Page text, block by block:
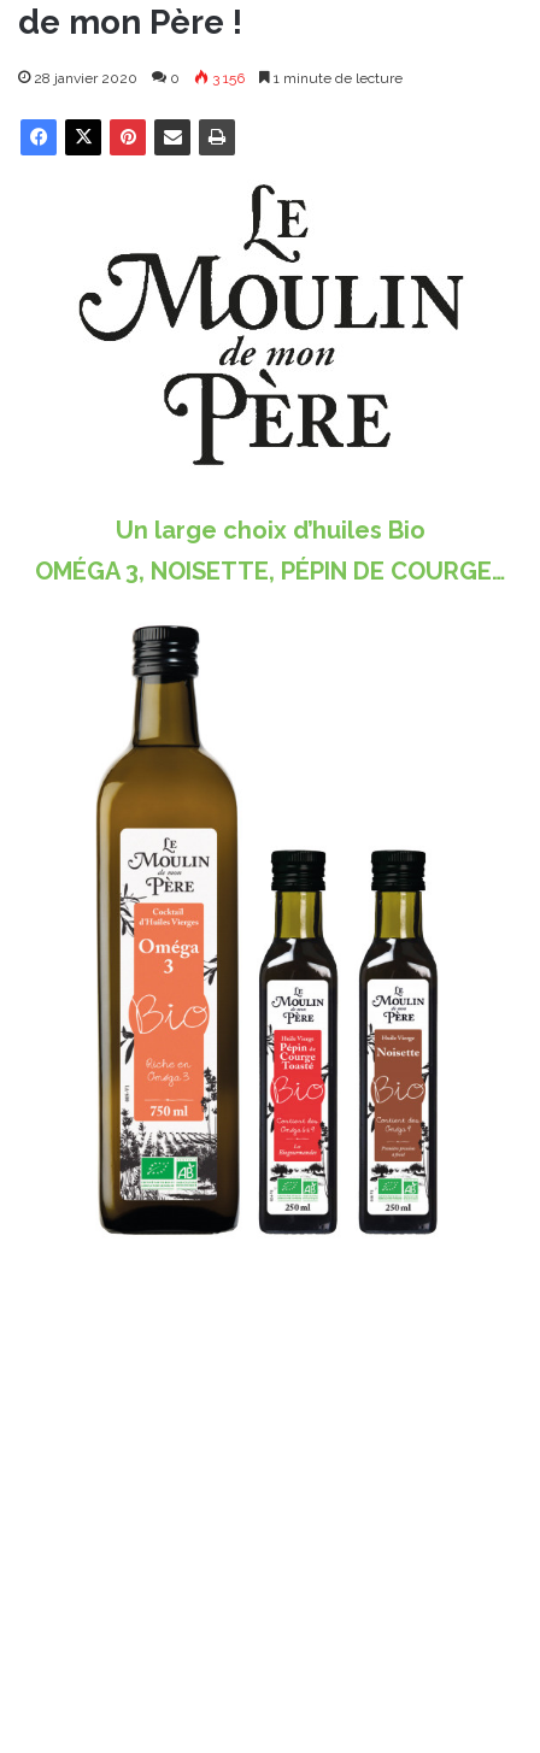
de mon Père !
28 janvier 2020 0 3 156 1 minute de lecture
Un large choix d’huiles Bio
OMÉGA 3, NOISETTE, PÉPIN DE COURGE…